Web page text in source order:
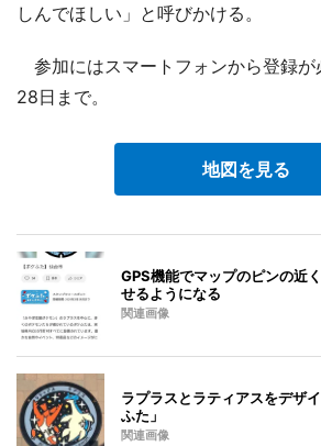
しんでほしい」と呼びかける。
参加にはスマートフォンから登録
28日まで。
地図を見る
GPS機能でマップのピンの近
せるようになる
関連画像
ラプラスとラティアスをデザ
ふた」
関連画像